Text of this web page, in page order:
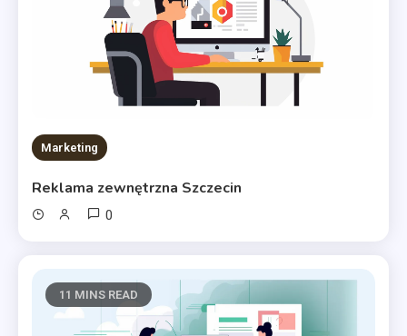
Marketing
Reklama zewnętrzna Szczecin
0
11 MINS READ